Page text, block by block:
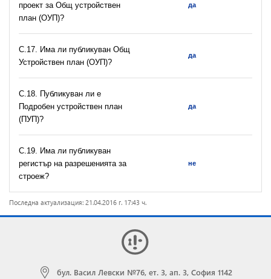
проект за Общ устройствен
план (ОУП)?
да
С.17. Има ли публикуван Общ
Устройствен план (ОУП)?
да
С.18. Публикуван ли е
Подробен устройствен план
(ПУП)?
да
С.19. Има ли публикуван
регистър на разрешeнията за
строеж?
не
Последна актуализация: 21.04.2016 г. 17:43 ч.
бул. Васил Левски №76, ет. 3, ап. 3, София 1142